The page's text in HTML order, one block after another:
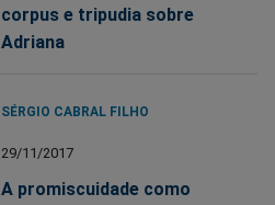
corpus e tripudia sobre
Adriana
SÉRGIO CABRAL FILHO
29/11/2017
A promiscuidade como